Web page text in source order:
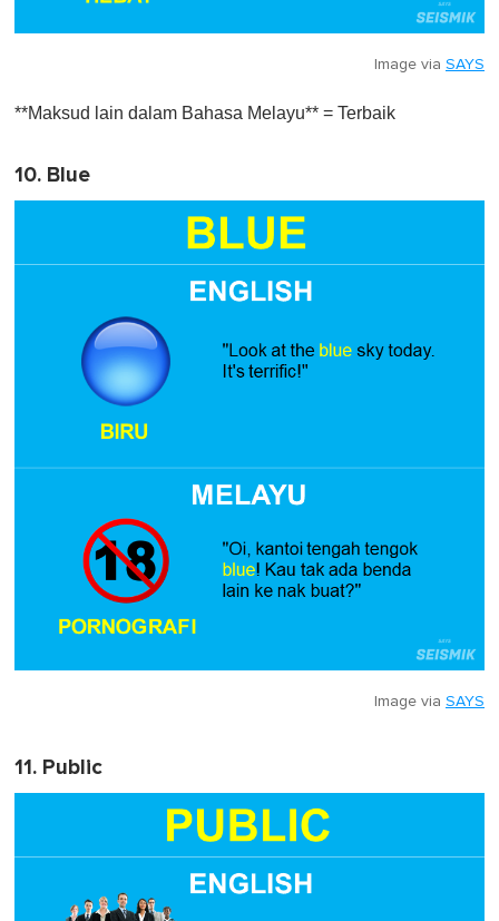
Image via SAYS
**Maksud lain dalam Bahasa Melayu** = Terbaik
10. Blue
Image via SAYS
11. Public